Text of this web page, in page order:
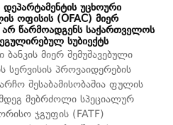
დეპარტამენტის უცხოური
ოფისის (OFAC) მიერ
არ წარმოადგენს საქართველოს
სუბიექტს
მიერ შემუშავებული
სერვისის პროვაიდერების
შესაბამისობაშია ფულის
მებრძოლი სპეციალურ
ჯგუფის (FATF)